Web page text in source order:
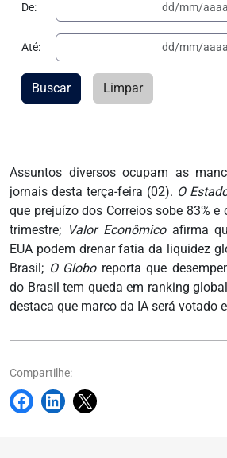
Assuntos diversos ocupam as
jornais desta terça-feira (02). O
que prejuízo dos Correios sobe 83% e
trimestre; Valor Econômicoafirma
EUA podem drenar fatia da liquidez
Brasil; O Globoreporta que
do Brasil tem queda em ranking
destaca que marco da IA será votado
Compartilhe:
De:
Até:
Buscar Limpar